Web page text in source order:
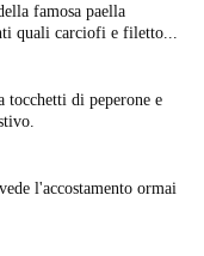
famosa paella
quali carciofi e filetto...
tocchetti di peperone e
l'accostamento ormai